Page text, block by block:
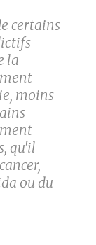
certains
la
moins
qu'il
ou du